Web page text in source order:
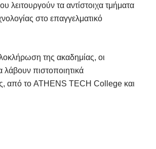
λειτουργούν τα αντίστοιχα τμήματα
στο επαγγελματικό
της ακαδημίας, οι
λάβουν πιστοποιητικά
από το ATHENS TECH College και